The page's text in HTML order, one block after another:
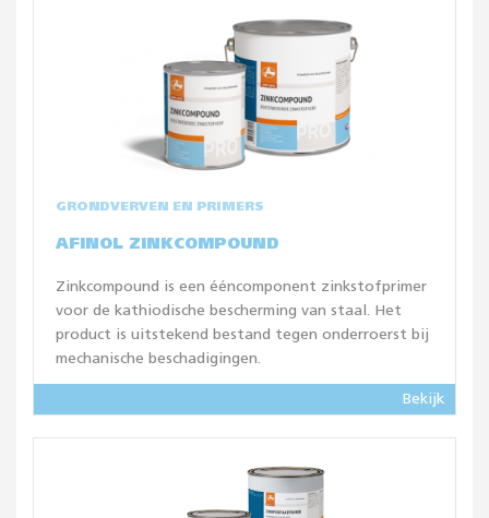
GRONDVERVEN EN PRIMERS
AFINOL ZINKCOMPOUND
Zinkcompound is een ééncomponent zinkstofprimer
voor de kathiodische bescherming van staal. Het
product is uitstekend bestand tegen onderroerst bij
mechanische beschadigingen.
Bekijk